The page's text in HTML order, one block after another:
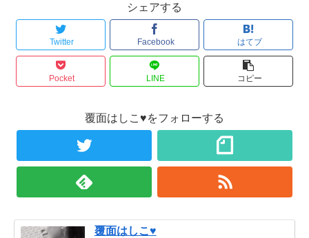
シェアする
Twitter Facebook はてブ
Pocket LINE コピー
覆面はしこ♥をフォローする
覆面はしこ♥